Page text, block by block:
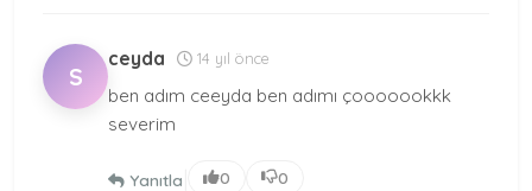
S
ceyda 14 yıl önce
ben adım ceeyda ben adımı çooooookkk
severim
Yanıtla 0 0